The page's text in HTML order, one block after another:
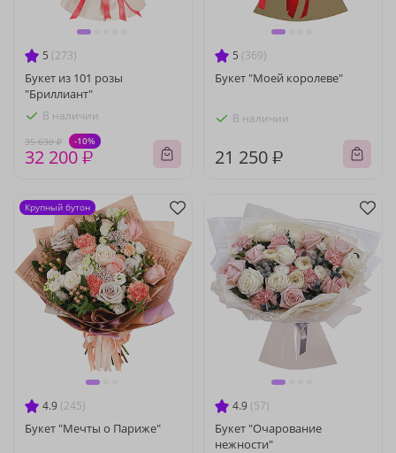
5 (273)
Букет из 101 розы
"Бриллиант"
В наличии
35 630 ₽ -10%
32 200 ₽
5 (369)
Букет "Моей королеве"
В наличии
21 250 ₽
4.9 (245)
Букет "Мечты о Париже"
Крупный бутон
4.9 (57)
Букет "Очарование
нежности"